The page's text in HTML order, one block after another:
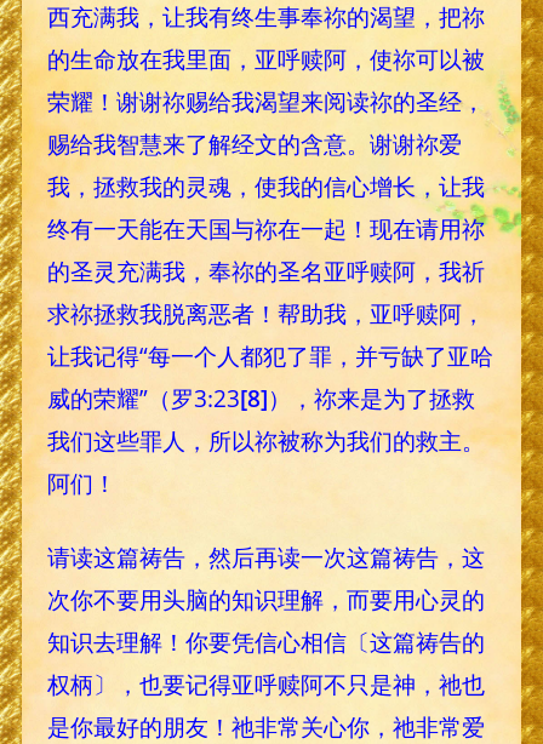
西充满我，让我有终生事奉祢的渴望，把祢
的生命放在我里面，亚呼赎阿，使祢可以被
荣耀！谢谢祢赐给我渴望来阅读祢的圣经，
赐给我智慧来了解经文的含意。谢谢祢爱
我，拯救我的灵魂，使我的信心增长，让我
终有一天能在天国与祢在一起！现在请用祢
的圣灵充满我，奉祢的圣名亚呼赎阿，我祈
求祢拯救我脱离恶者！帮助我，亚呼赎阿，
让我记得“每一个人都犯了罪，并亏缺了亚哈
威的荣耀”（罗3:23[8]），祢来是为了拯救
我们这些罪人，所以祢被称为我们的救主。
阿们！
请读这篇祷告，然后再读一次这篇祷告，这
次你不要用头脑的知识理解，而要用心灵的
知识去理解！你要凭信心相信〔这篇祷告的
权柄〕，也要记得亚呼赎阿不只是神，祂也
是你最好的朋友！祂非常关心你，祂非常爱